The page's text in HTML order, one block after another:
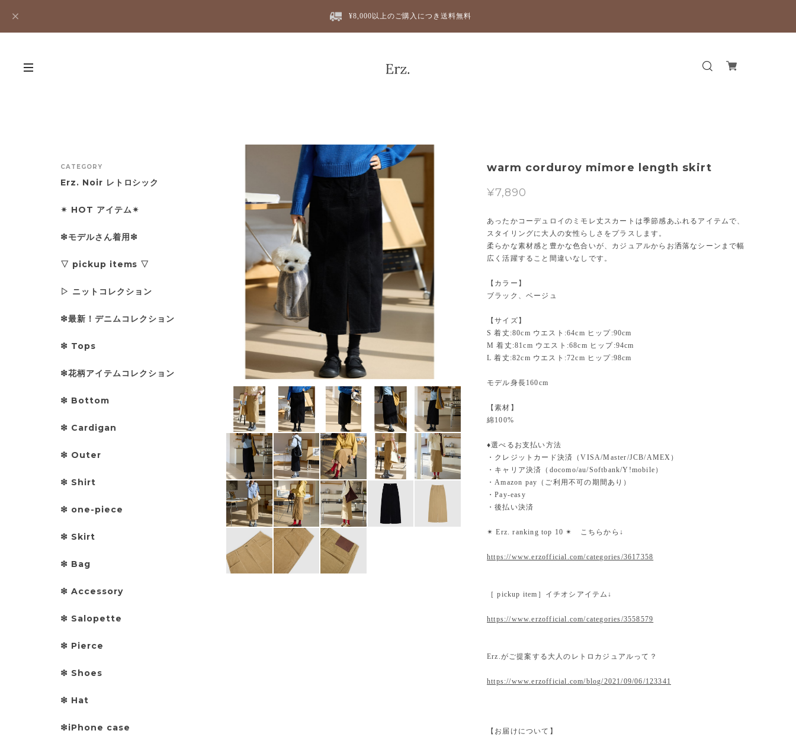
¥8,000以上のご購入につき送料無料
warm corduroy mimore length skirt
¥7,890
あったかコーデュロイのミモレ丈スカートは季節感あふれるアイテムで、
スタイリングに大人の女性らしさをプラスします。
柔らかな素材感と豊かな色合いが、カジュアルからお洒落なシーンまで幅
広く活躍すること間違いなしです。
【カラー】
ブラック、ベージュ
【サイズ】
S 着丈:80cm ウエスト:64cm ヒップ:90cm
M 着丈:81cm ウエスト:68cm ヒップ:94cm
L 着丈:82cm ウエスト:72cm ヒップ:98cm
モデル身長160cm
【素材】
綿100%
♦︎選べるお支払い方法
・クレジットカード決済（VISA/Master/JCB/AMEX）
・キャリア決済（docomo/au/Softbank/Y!mobile）
・Amazon pay（ご利用不可の期間あり）
・Pay-easy
・後払い決済
✴︎ Erz. ranking top 10 ✴︎ こちらから↓
https://www.erzofficial.com/categories/3617358
［ pickup item］イチオシアイテム↓
https://www.erzofficial.com/categories/3558579
Erz.がご提案する大人のレトロカジュアルって？
https://www.erzofficial.com/blog/2021/09/06/123341
【お届けについて】
CATEGORY
Erz. Noir レトロシック
✴︎ HOT アイテム✴︎
❇︎モデルさん着用❇︎
▽ pickup items ▽
▷ ニットコレクション
❇︎最新！デニムコレクション
❇︎ Tops
❇︎花柄アイテムコレクション
❇︎ Bottom
❇︎ Cardigan
❇︎ Outer
❇︎ Shirt
❇︎ one-piece
❇︎ Skirt
❇︎ Bag
❇︎ Accessory
❇︎ Salopette
❇︎ Pierce
❇︎ Shoes
❇︎ Hat
❇︎iPhone case